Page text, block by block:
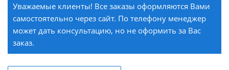
Уважаемые клиенты! Все заказы оформляются Вами
самостоятельно через сайт. По телефону менеджер
может дать консультацию, но не оформить за Вас
заказ.